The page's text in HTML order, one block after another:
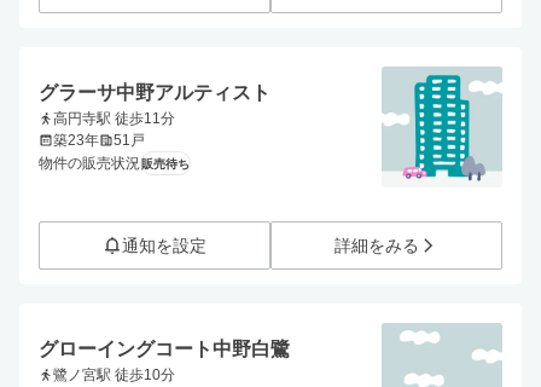
グラーサ中野アルティスト
高円寺駅 徒歩11分
築23年
51戸
物件の販売状況販売待ち
通知を設定 詳細をみる
グローイングコート中野白鷺
鷺ノ宮駅 徒歩10分